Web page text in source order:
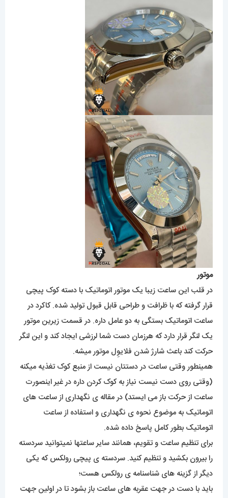
موتور
در قلب این ساعت زیبا یک موتور اتوماتیک با دسته کوک پیچی
قرار گرفته که با ظرافت و طراحی قابل قبول تولید شده. کاکرد در
ساعت اتوماتیک بستگی به دو عامل داره. در قسمت زیرین موتور
یک لنگر قرار دارد که هرزمان دست شما لرزشی ایجاد کند و این لنگر
حرکت کند باعث شارژ شدن فلایوِل موتور میشه.
همینطور وقتی ساعت در دستتان نیست از منبع کوک تغذیه میکنه
(وقتی روی دست نیست نیاز به کوک کردن داره در غیر اینصورت
ساعت از حرکت باز می ایستد) در مقاله ی نگهداری از ساعت های
اتوماتیک به موضوع نحوه ی نگهداری و استفاده از ساعت
اتوماتیک بطور کامل پاسخ داده شده.
برای تنظیم ساعت و تقویم، همانند سایر ساعتها نمیتوانید سردسته
را بیرون بکشید و تنظیم کنید. سردسته ی پیچی رولکس که یکی
دیگر از گزینه های شناسنامه ی رولکس هست؛
باید با دست در جهت عقربه های ساعت باز بشود تا در اولین جهت